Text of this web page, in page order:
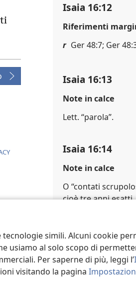
simili. Alcuni cookie
usiamo al solo scopo di
Per saperne di più, leggi l’
visitando la pagina
Isaia 16:12
Riferimenti
r Ger 48:7; Ger
Isaia 16:13
Note in calce
Lett. “parola”.
Isaia 16:14
Note in calce
O “contati
cioè tre anni esatti.
s Isa 25:10; Ger